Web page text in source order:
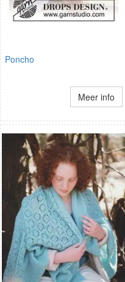
Poncho
Meer info